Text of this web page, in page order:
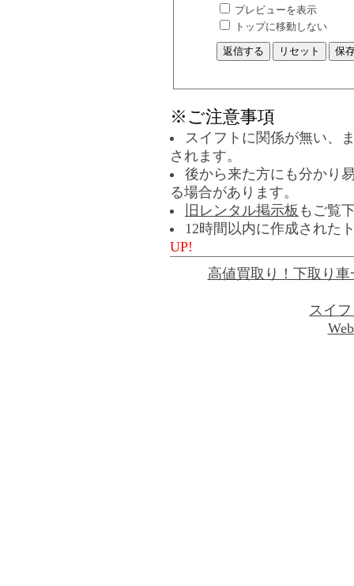
プレビューを表示
トップに移動しない
※ご注意事項
スイフトに関係が無い、
されます。
後から来た方にも分かり
る場合があります。
旧レンタル掲示板 もご覧
12時間以内に作成された
UP!
高値買取り！下取り車
スイ